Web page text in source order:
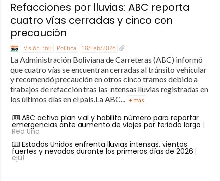
Refacciones por lluvias: ABC reporta
cuatro vías cerradas y cinco con
precaución
Visión 360 Política 18/Feb/2026
La Administración Boliviana de Carreteras (ABC) informó
que cuatro vías se encuentran cerradas al tránsito vehicular
y recomendó precaución en otros cinco tramos debido a
trabajos de refacción tras las intensas lluvias registradas en
los últimos días en el país.La ABC... + más
ABC activa plan vial y habilita número para reportar
emergencias ante aumento de viajes por feriado largo |
Red Uno
Estados Unidos enfrenta lluvias intensas, vientos
fuertes y nevadas durante los primeros días de 2026 |
eju!